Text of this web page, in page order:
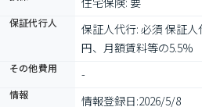
保証代行人
保証人代行: 必須 保証
円、月額賃料等の5.5%
その他費用 -
情報 情報登録日:2026/5/8